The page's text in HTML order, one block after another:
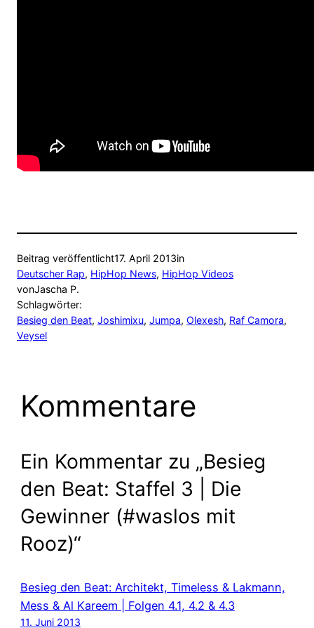
Beitrag veröffentlicht17. April 2013in
Deutscher Rap, HipHop News, HipHop Videos
vonJascha P.
Schlagwörter:
Besieg den Beat, Joshimixu, Jumpa, Olexesh, Raf Camora
Veysel
Kommentare
Ein Kommentar zu „Besieg
den Beat: Staffel 3 | Die
Gewinner (#waslos mit
Rooz)“
Besieg den Beat: Architekt, Timeless & Lakmann,
Mess & Al Kareem | Folgen 4.1, 4.2 & 4.3
11. Juni 2013